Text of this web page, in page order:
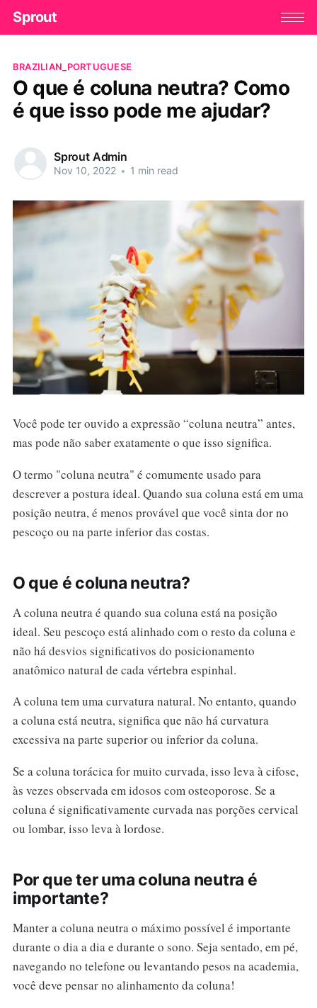
Sprout
BRAZILIAN_PORTUGUESE
O que é coluna neutra? Como
é que isso pode me ajudar?
Sprout Admin
Nov 10, 2022 • 1 min read
Você pode ter ouvido a expressão “coluna neutra” antes,
mas pode não saber exatamente o que isso significa.
O termo "coluna neutra" é comumente usado para
descrever a postura ideal. Quando sua coluna está em uma
posição neutra, é menos provável que você sinta dor no
pescoço ou na parte inferior das costas.
O que é coluna neutra?
A coluna neutra é quando sua coluna está na posição
ideal. Seu pescoço está alinhado com o resto da coluna e
não há desvios significativos do posicionamento
anatômico natural de cada vértebra espinhal.
A coluna tem uma curvatura natural. No entanto, quando
a coluna está neutra, significa que não há curvatura
excessiva na parte superior ou inferior da coluna.
Se a coluna torácica for muito curvada, isso leva à cifose,
às vezes observada em idosos com osteoporose. Se a
coluna é significativamente curvada nas porções cervical
ou lombar, isso leva à lordose.
Por que ter uma coluna neutra é
importante?
Manter a coluna neutra o máximo possível é importante
durante o dia a dia e durante o sono. Seja sentado, em pé,
navegando no telefone ou levantando pesos na academia,
você deve pensar no alinhamento da coluna!